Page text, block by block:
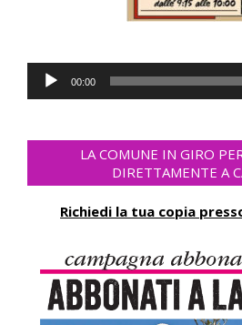
Audio
Player
00:00
LA COMUNE IN GIRO
DIRETTAMENTE A
Richiedi la tua copia